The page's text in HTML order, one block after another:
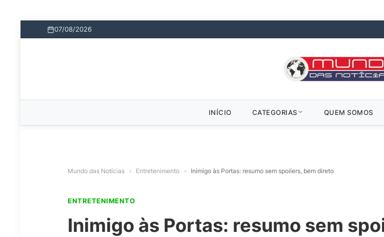
07/08/2026
INÍCIO CATEGORIAS QUEM SOMOS
Mundo das Notícias » Entretenimento » Inimigo às Portas: resumo sem spoilers, bem direto
ENTRETENIMENTO
Inimigo às Portas: resumo sem